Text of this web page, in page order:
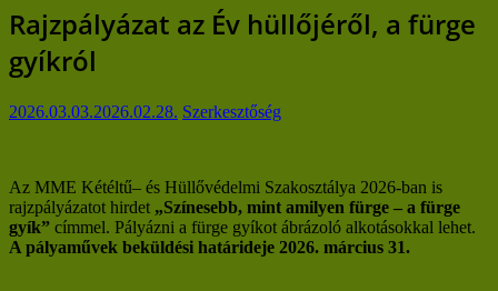
Rajzpályázat az Év hüllőjéről, a fürge
gyíkról
2026.03.03.2026.02.28. Szerkesztőség
Az MME Kétéltű– és Hüllővédelmi Szakosztálya 2026-ban is
rajzpályázatot hirdet „Színesebb, mint amilyen fürge – a fürge
gyík” címmel. Pályázni a fürge gyíkot ábrázoló alkotásokkal lehet.
A pályaművek beküldési határideje 2026. március 31.